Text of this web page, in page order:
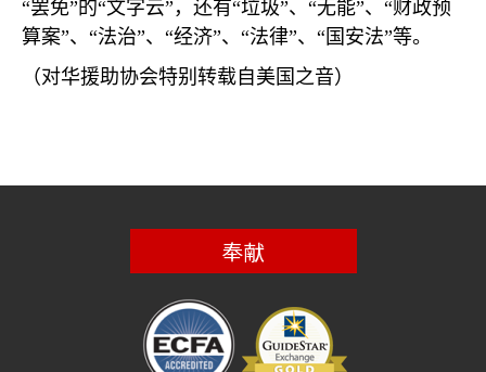
“罢免”的“文字云”，还有“垃圾”、“无能”、“财政预
算案”、“法治”、“经济”、“法律”、“国安法”等。
（对华援助协会特别转载自美国之音）
奉献